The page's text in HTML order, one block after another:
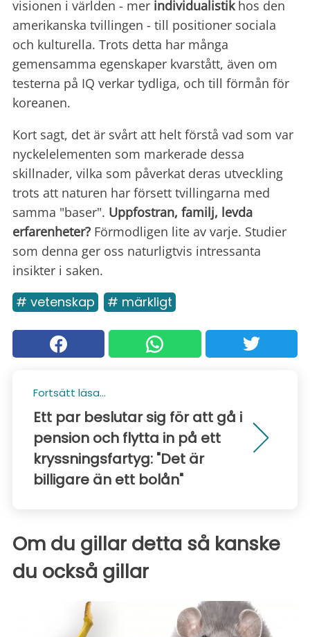
visionen i världen - mer individualistikhos den
amerikanska tvillingen - till positioner sociala
och kulturella. Trots detta har många
gemensamma egenskaper kvarstått, även om
testerna på IQ verkar tydliga, och till förmån för
koreanen.
Kort sagt, det är svårt att helt förstå vad som var
nyckelelementen som markerade dessa
skillnader, vilka som påverkat deras utveckling
trots att naturen har försett tvillingarna med
samma "baser". Uppfostran, familj, levda
erfarenheter? Förmodligen lite av varje. Studier
som denna ger oss naturligtvis intressanta
insikter i saken.
# vetenskap # märkligt
Fortsätt läsa...
Ett par beslutar sig för att gå i
pension och flytta in på ett
kryssningsfartyg: "Det är
billigare än ett bolån"
Om du gillar detta så kanske
du också gillar